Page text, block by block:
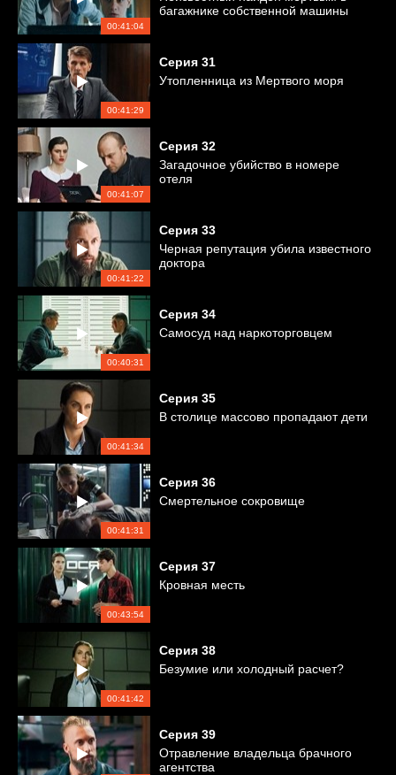
00:41:04
багажнике собственной машины
00:41:29
Серия 31
Утопленница из Мертвого моря
00:41:07
Серия 32
Загадочное убийство в номере
отеля
00:41:22
Серия 33
Черная репутация убила известного
доктора
00:40:31
Серия 34
Самосуд над наркоторговцем
00:41:34
Серия 35
В столице массово пропадают дети
00:41:31
Серия 36
Смертельное сокровище
00:43:54
Серия 37
Кровная месть
00:41:42
Серия 38
Безумие или холодный расчет?
Серия 39
Отравление владельца брачного
агентства